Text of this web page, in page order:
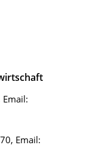
Email:
Email: